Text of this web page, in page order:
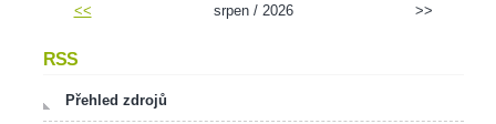
<< srpen / 2026 >>
RSS
Přehled zdrojů